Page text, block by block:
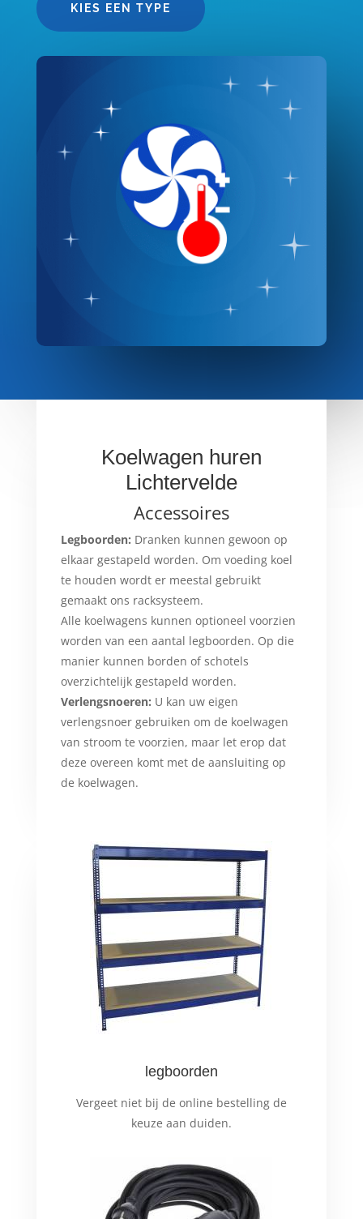
KIES EEN TYPE
Koelwagen huren
Lichtervelde
Accessoires
Legboorden: Dranken kunnen gewoon op
elkaar gestapeld worden. Om voeding koel
te houden wordt er meestal gebruikt
gemaakt ons racksysteem.
Alle koelwagens kunnen optioneel voorzien
worden van een aantal legboorden. Op die
manier kunnen borden of schotels
overzichtelijk gestapeld worden.
Verlengsnoeren: U kan uw eigen
verlengsnoer gebruiken om de koelwagen
van stroom te voorzien, maar let erop dat
deze overeen komt met de aansluiting op
de koelwagen.
legboorden
Vergeet niet bij de online bestelling de
keuze aan duiden.